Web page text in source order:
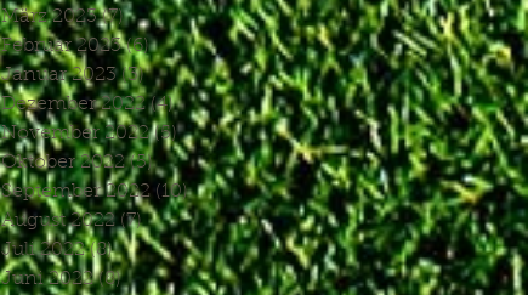
März 2023 (7)7 Beiträge
Februar 2023 (6)6 Beiträge
Januar 2023 (3)3 Beiträge
Dezember 2022 (4)4 Beiträge
November 2022 (5)5 Beiträge
Oktober 2022 (5)5 Beiträge
September 2022 (10)10 Beiträge
August 2022 (7)7 Beiträge
Juli 2022 (8)8 Beiträge
Juni 2022 (8)8 Beiträge